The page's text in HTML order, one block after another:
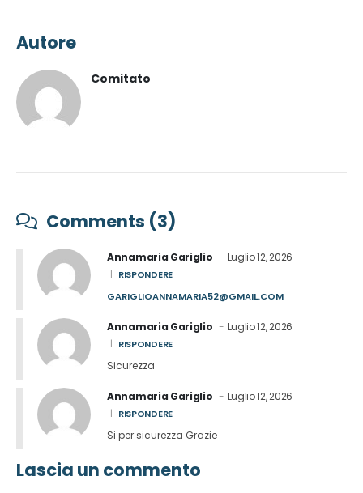
Autore
Comitato
Comments (3)
Annamaria Gariglio Luglio 12, 2026
RISPONDERE
GARIGLIOANNAMARIA52@GMAIL.COM
Annamaria Gariglio Luglio 12, 2026
RISPONDERE
Sicurezza
Annamaria Gariglio Luglio 12, 2026
RISPONDERE
Si per sicurezza Grazie
Lascia un commento